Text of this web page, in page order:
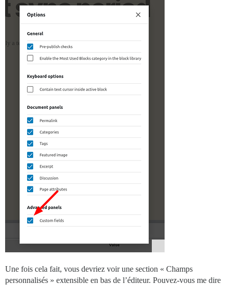
Une fois cela fait, vous devriez voir une section « Champs
personnalisés » extensible en bas de l’éditeur. Pouvez-vous me dire